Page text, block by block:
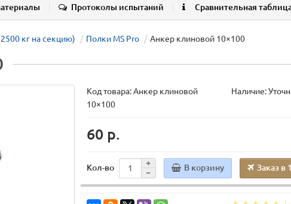
Протоколы испытаний Сравнительная
кг на секцию) Полки MS Pro Анкер клиновой 10×100
Код товара:Анкер клиновой
10×100
Наличие:
60 р.
Кол-во В корзину Заказ в